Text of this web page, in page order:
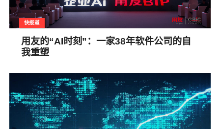
快报道
用友的“AI时刻”：一家38年软件公司的自
我重塑